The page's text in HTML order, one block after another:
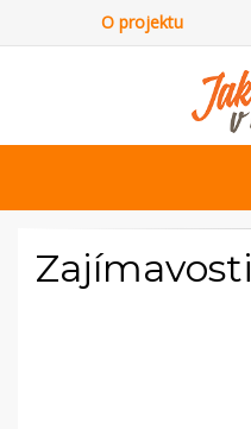
O projektu
Zajímavosti